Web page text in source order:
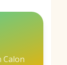
Calon